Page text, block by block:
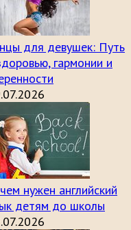
для девушек: Путь
гармонии и
нужен английский
детям до школы